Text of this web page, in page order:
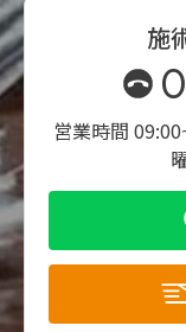
施
営業時間